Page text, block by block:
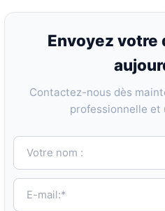
Envoyez votre
Contactez-nous dès
professionnelle et
Votre nom :
E-mail:*